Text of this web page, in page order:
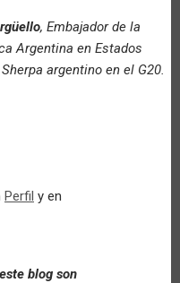
, Embajador de la
Argentina en Estados
argentino en el G20.
Perfil y en
blog son